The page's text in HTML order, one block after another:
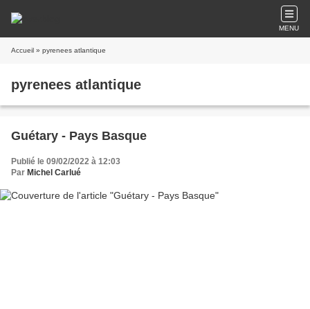
MENU
Accueil » pyrenees atlantique
pyrenees atlantique
Guétary - Pays Basque
Publié le 09/02/2022 à 12:03
Par Michel Carlué